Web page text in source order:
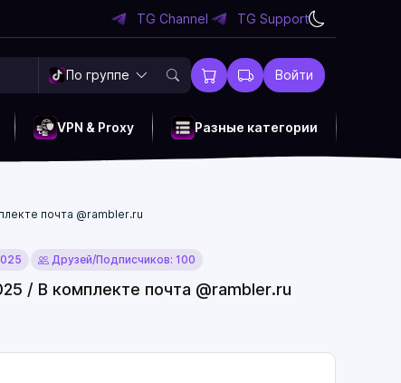
TG Channel TG Support
По группе Войти
VPN & Proxy Разные категории
почта @rambler.ru
Друзей/Подписчиков: 100
/ В комплекте почта @rambler.ru